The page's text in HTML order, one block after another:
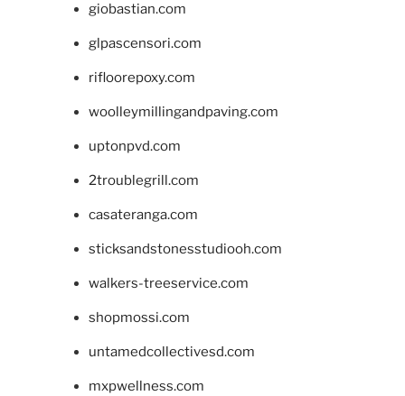
giobastian.com
glpascensori.com
rifloorepoxy.com
woolleymillingandpaving.com
uptonpvd.com
2troublegrill.com
casateranga.com
sticksandstonesstudiooh.com
walkers-treeservice.com
shopmossi.com
untamedcollectivesd.com
mxpwellness.com